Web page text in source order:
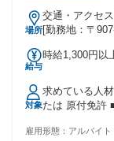
歩合制、髪型
沖縄県、 正社
場所
交通・アクセ
約15分
[勤務地：〒
給与
時給1,300円以
対象
求めている人
たは 原付免許
取扱者 乙種4
雇用形態： アルバイト